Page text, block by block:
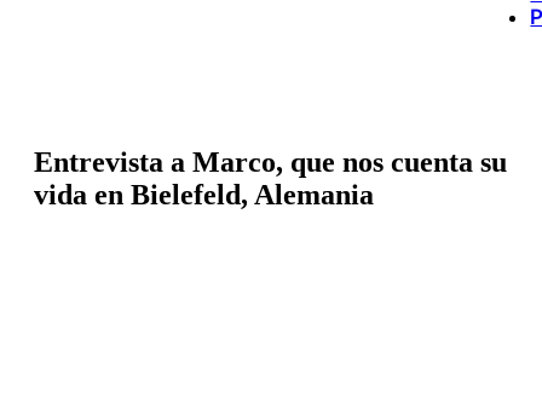
Entrevista a Marco, que nos cuenta su
vida en Bielefeld, Alemania